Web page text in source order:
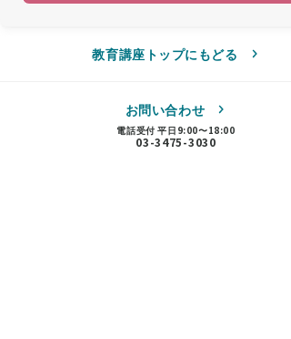
教育講座トップにもどる
お問い合わせ
電話受付 平日9:00〜18:00
03-3475-3030